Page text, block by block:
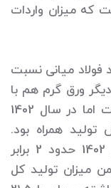
میزان واردات
تولید فولاد میانی نسبت
ورق گرم هم با
وجود اینکه نیاز به افزایش تولید داشت اما در سال 1402
تن کاهش تولید همراه بود.
همچنین میزان شمش تولید شده در 1402 حدود 2 برابر
میزان تولید کل